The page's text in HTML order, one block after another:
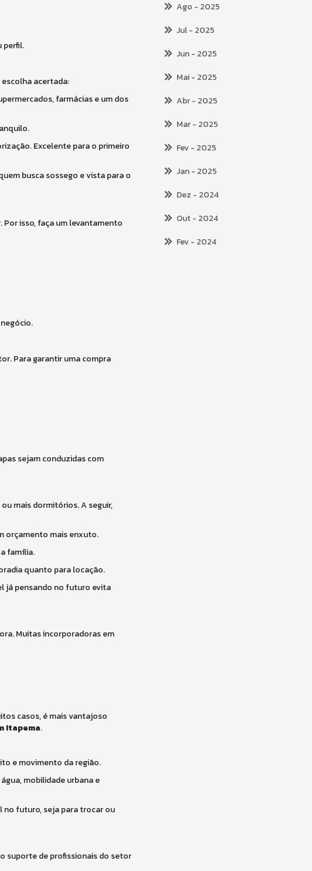
perfil.
acertada:
farmácias e um dos
Excelente para o primeiro
busca sossego e vista para o
isso, faça um levantamento
Para garantir uma compra
sejam conduzidas com
mais dormitórios. A seguir,
orçamento mais enxuto.
família.
quanto para locação.
já pensando no futuro evita
Muitas incorporadoras em
casos, é mais vantajoso
Itapema.
e movimento da região.
mobilidade urbana e
no futuro, seja para trocar ou
suporte de profissionais do setor
Ago - 2025
Jul- 2025
Jun- 2025
Mai- 2025
Abr- 2025
Mar- 2025
Fev- 2025
Jan- 2025
Dez - 2024
Out- 2024
Fev- 2024